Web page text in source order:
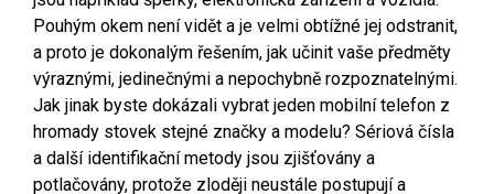
Pouhým okem není vidět a je velmi obtížné jej odstranit,
a proto je dokonalým řešením, jak učinit vaše předměty
výraznými, jedinečnými a nepochybně rozpoznatelnými.
Jak jinak byste dokázali vybrat jeden mobilní telefon z
hromady stovek stejné značky a modelu? Sériová čísla
a další identifikační metody jsou zjišťovány a
potlačovány, protože zloději neustále postupují a